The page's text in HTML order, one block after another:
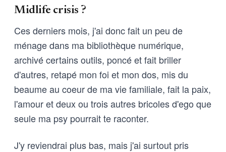
Midlife crisis ?
Ces derniers mois, j'ai donc fait un peu de
ménage dans ma bibliothèque numérique,
archivé certains outils, poncé et fait briller
d'autres, retapé mon foi et mon dos, mis du
beaume au coeur de ma vie familiale, fait la paix,
l'amour et deux ou trois autres bricoles d'ego que
seule ma psy pourrait te raconter.
J'y reviendrai plus bas, mais j'ai surtout pris